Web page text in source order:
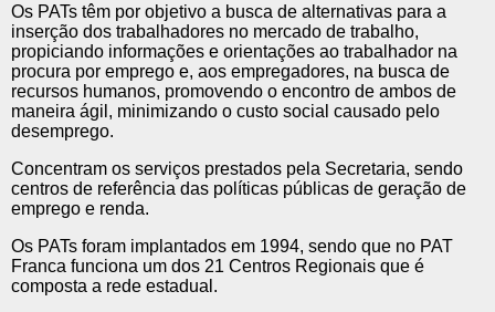
Os PATs têm por objetivo a busca de alternativas para a
inserção dos trabalhadores no mercado de trabalho,
propiciando informações e orientações ao trabalhador na
procura por emprego e, aos empregadores, na busca de
recursos humanos, promovendo o encontro de ambos de
maneira ágil, minimizando o custo social causado pelo
desemprego.
Concentram os serviços prestados pela Secretaria, sendo
centros de referência das políticas públicas de geração de
emprego e renda.
Os PATs foram implantados em 1994, sendo que no PAT
Franca funciona um dos 21 Centros Regionais que é
composta a rede estadual.